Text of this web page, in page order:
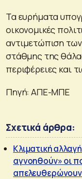
Τα ευρήματα
οικονομικές
αντιμετώπιση
στάθμης της
περιφέρειες και
Πηγή: ΑΠΕ-ΜΠΕ
Σχετικά άρθρα:
Κλιματική
αγνοηθούν» οι